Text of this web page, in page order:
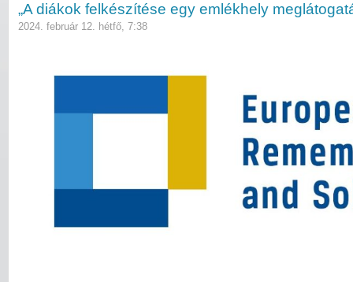
„A diákok felkészítése egy emlékhely
2024. február 12. hétfő, 7:38